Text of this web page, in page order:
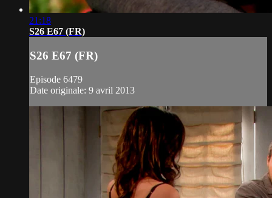
21:18
S26 E67 (FR)
S26 E67 (FR)
Episode 6479
Date originale: 9 avril 2013